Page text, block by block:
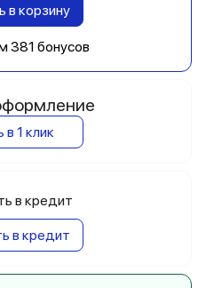
в корзину
381 бонусов
в 1 клик
в кредит
в кредит